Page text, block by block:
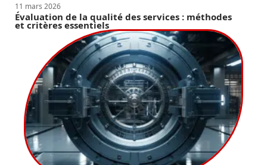
11 mars 2026
Évaluation de la qualité des services : méthodes
et critères essentiels